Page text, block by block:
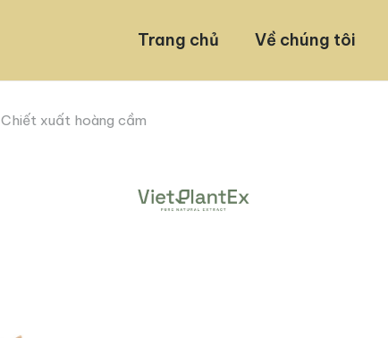
Trang chủ Về chúng tôi
Chiết xuất hoàng cầm